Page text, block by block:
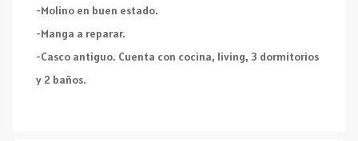
-Molino en buen estado.
-Manga a reparar.
-Casco antiguo. Cuenta con cocina, living, 3 dormitorios
y 2 baños.